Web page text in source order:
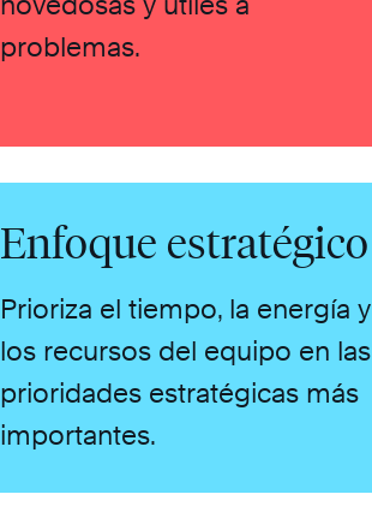
problemas.
Enfoque estratégico
Prioriza el tiempo, la energía y
los recursos del equipo en las
prioridades estratégicas más
importantes.